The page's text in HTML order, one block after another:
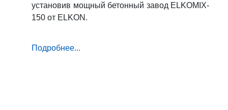
установив мощный бетонный завод ELKOMIX-
150 от ELKON.
Подробнее...